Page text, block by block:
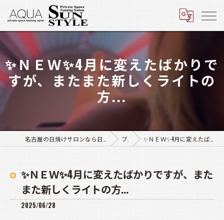
✨ＮＥＷ✨4月に変えたばかりで
すが、またまた新しくライトの
方...
ブログ ✨ＮＥＷ✨4月に変えたばかりですが、またまた新しくライトの方...
✨ＮＥＷ✨4月に変えたばかりですが、また
また新しくライトの方...
2025/06/28